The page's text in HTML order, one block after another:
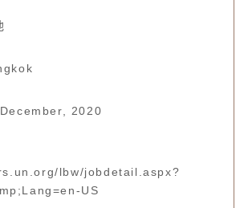
2020
lbw/jobdetail.aspx?
US